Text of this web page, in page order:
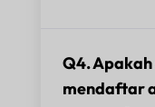
Q4.
mendaftar